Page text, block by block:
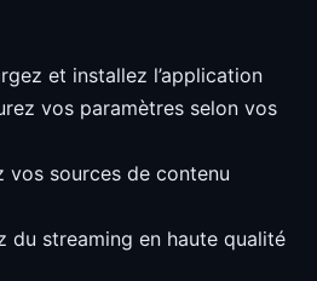
et installez l’application
vos paramètres selon vos
vos sources de contenu
du streaming en haute qualité